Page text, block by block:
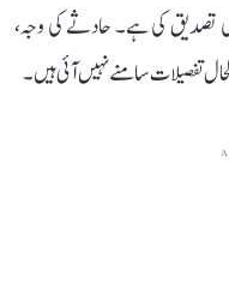
ہونے کی تصدیق کی ہے۔ حادثے کی وجہ،
تفصیلات سامنے نہیں آئی ہیں۔